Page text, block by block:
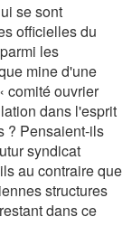
se sont
officielles du
les
mine d'une
comité ouvrier
dans l'esprit
? Pensaient-ils
syndicat
au contraire que
structures
dans ce